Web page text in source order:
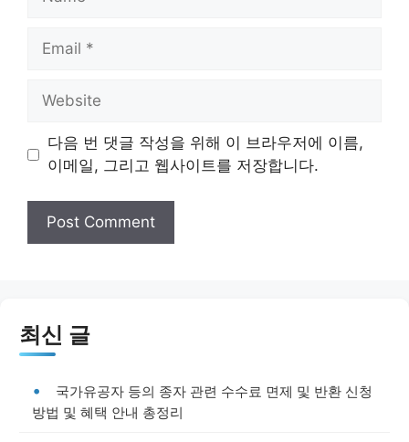
Email
Website
다음 번 댓글 작성을 위해 이 브라우저에 이름,
이메일, 그리고 웹사이트를 저장합니다.
최신 글
국가유공자 등의 종자 관련 수수료 면제 및 반환 신청
방법 및 혜택 안내 총정리